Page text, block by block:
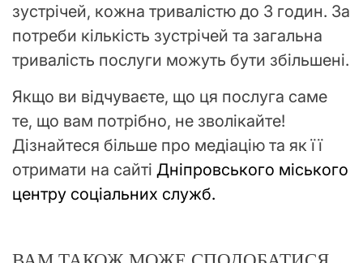
зустрічей, кожна тривалістю до 3 годин. За
потреби кількість зустрічей та загальна
тривалість послуги можуть бути збільшені.
Якщо ви відчуваєте, що ця послуга саме
те, що вам потрібно, не зволікайте!
Дізнайтеся більше про медіацію та як її
отримати на сайті Дніпровського міського
центру соціальних служб.